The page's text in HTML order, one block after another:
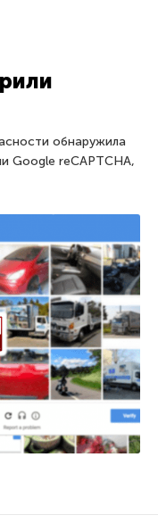
обнаружила
Google reCAPTCHA,